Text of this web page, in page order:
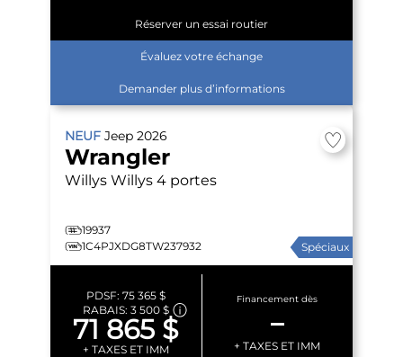
Réserver un essai routier
Évaluez votre échange
Demander plus d’informations
NEUF Jeep 2026
Wrangler
Willys Willys 4 portes
19937
1C4PJXDG8TW237932
Spéciaux
PDSF: 75 365 $
RABAIS: 3 500 $
71 865 $
+ TAXES ET IMM
Financement dès
–
+ TAXES ET IMM